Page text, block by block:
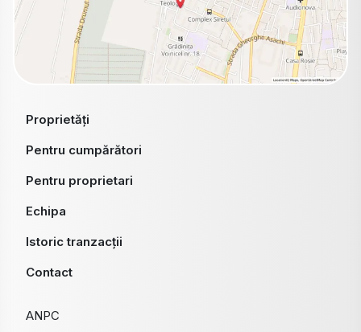
Proprietăți
Pentru cumpărători
Pentru proprietari
Echipa
Istoric tranzacții
Contact
ANPC